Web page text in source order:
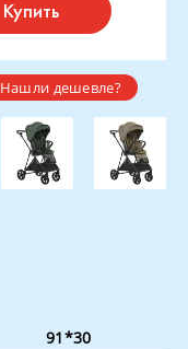
Купить
Нашли дешевле?
91*30